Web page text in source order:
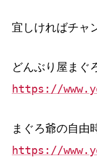
宜しければチャ
どんぶり屋まぐ
https://
まぐろ爺の自
https://